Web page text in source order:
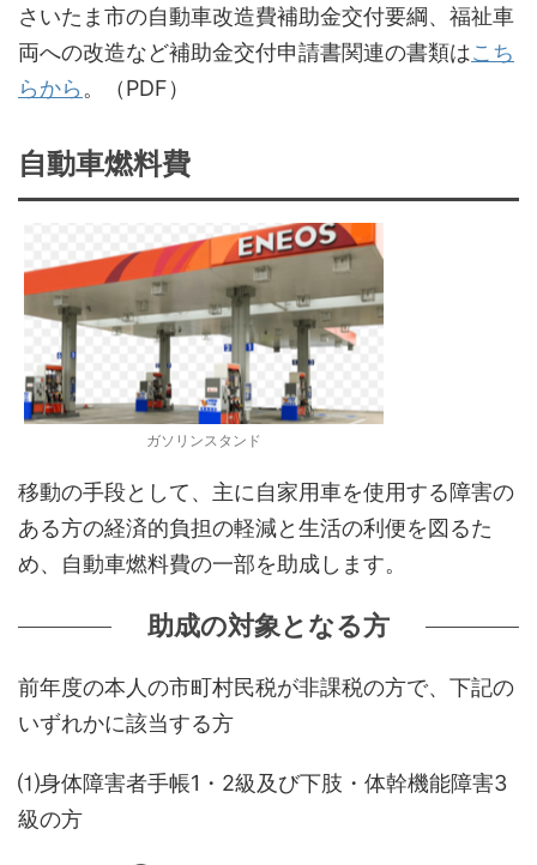
さいたま市の自動車改造費補助金交付要綱、福祉車
両への改造など補助金交付申請書関連の書類はこち
らから 。（PDF）
自動車燃料費
ガソリンスタンド
移動の手段として、主に自家用車を使用する障害の
ある方の経済的負担の軽減と生活の利便を図るた
め、自動車燃料費の一部を助成します。
助成の対象となる方
前年度の本人の市町村民税が非課税の方で、下記の
いずれかに該当する方
⑴身体障害者手帳1・2級及び下肢・体幹機能障害3
級の方